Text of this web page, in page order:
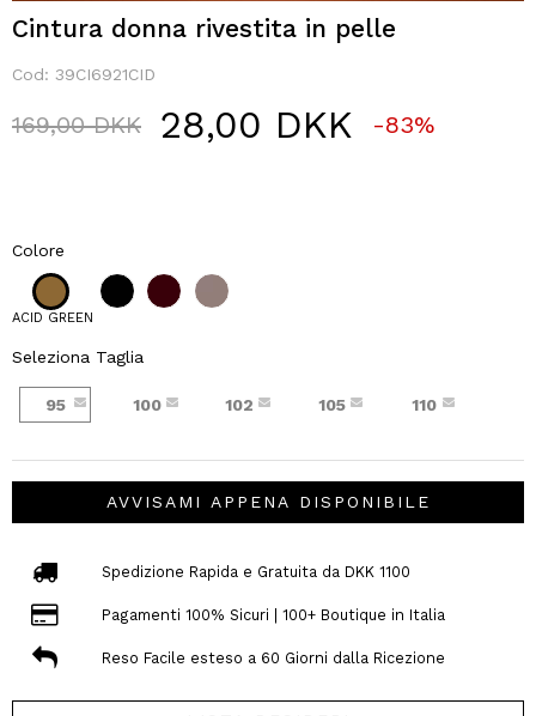
Cintura donna rivestita in pelle
Cod: 39CI6921CID
Price reduced from
169,00 DKKto28,00 DKK -83%
Colore
ACID GREEN
Seleziona Taglia
95 100 102 105 110
AVVISAMI APPENA DISPONIBILE
Spedizione Rapida e Gratuita da DKK 1100
Pagamenti 100% Sicuri | 100+ Boutique in Italia
Reso Facile esteso a 60 Giorni dalla Ricezione